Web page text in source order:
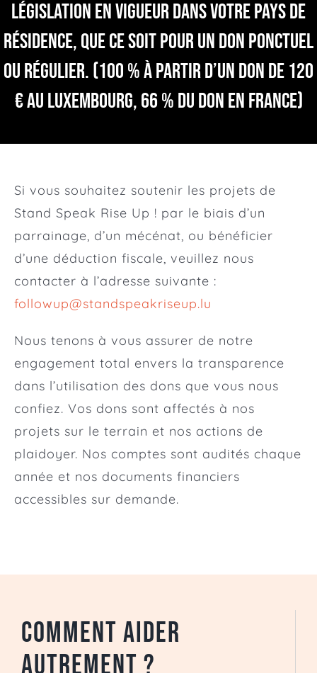
législation en vigueur dans votre pays de
résidence, que ce soit pour un don ponctuel
ou régulier.(100 % à partir d’un don de 120
€ au Luxembourg, 66 % du don en France)
Si vous souhaitez soutenir les projets de
Stand Speak Rise Up ! par le biais d’un
parrainage, d’un mécénat, ou bénéficier
d’une déduction fiscale, veuillez nous
contacter à l’adresse suivante :
followup@standspeakriseup.lu
Nous tenons à vous assurer de notre
engagement total envers la transparence
dans l’utilisation des dons que vous nous
confiez. Vos dons sont affectés à nos
projets sur le terrain et nos actions de
plaidoyer. Nos comptes sont audités chaque
année et nos documents financiers
accessibles sur demande.
Comment aider